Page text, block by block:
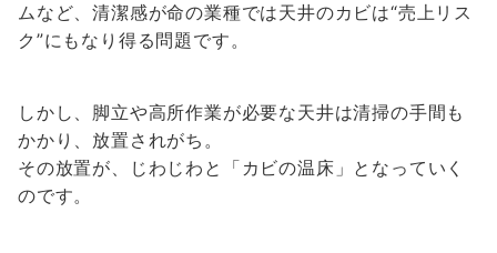
ムなど、清潔感が命の業種では天井のカビは“売上リス
ク”にもなり得る問題です。
しかし、脚立や高所作業が必要な天井は清掃の手間も
かかり、放置されがち。
その放置が、じわじわと「カビの温床」となっていく
のです。